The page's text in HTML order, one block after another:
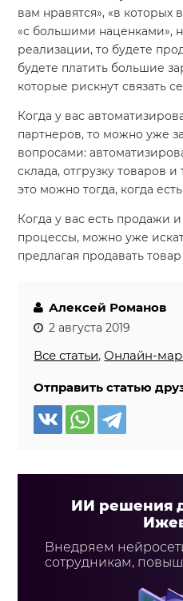
вам нравятся», «в которых
«с большими наценками»,
реализации, то будете
будете платить большие
которые рискнут связать
Когда у вас
партнеров, то можно уже
вопросами:
склада, отгрузку товаров
это можно тогда, когда
Когда у вас есть продажи
процессы, можно уже
предлагая продавать
Алексей Романов
2 августа 2019
Все статьи,Онлайн-
Отправить статью
ИИ решения
Внедряем
сотрудникам,